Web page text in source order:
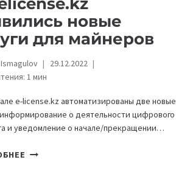
новые
для майнеров
29.12.2022
1 мин
e-liсense.kz автоматизированы две новые
информирование о деятельности цифрового
и уведомление о начале/прекращении…
НА